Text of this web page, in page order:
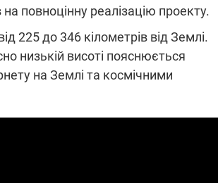
на повноцінну реалізацію проекту.
225 до 346 кілометрів від Землі.
низькій висоті пояснюється
на Землі та космічними
11.08.2025 15:16
Працюють на
передовій:
підтримайте
військкорів "5 каналу",
які знімають на
"Відправте